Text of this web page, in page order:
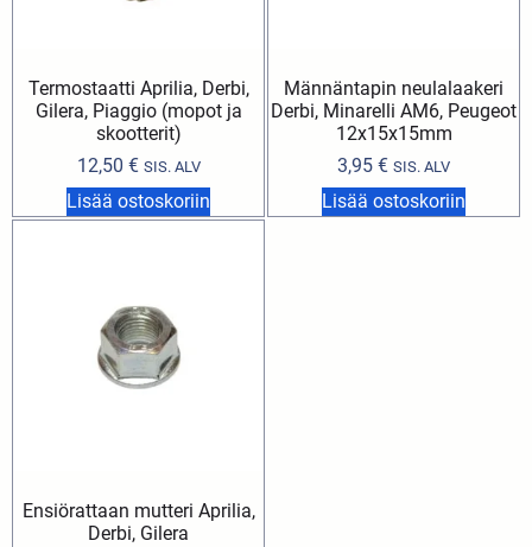
Termostaatti Aprilia, Derbi,
Gilera, Piaggio (mopot ja
skootterit)
12,50 € SIS. ALV
Lisää ostoskoriin
Männäntapin neulalaakeri
Derbi, Minarelli AM6, Peugeot
12x15x15mm
3,95 € SIS. ALV
Lisää ostoskoriin
Ensiörattaan mutteri Aprilia,
Derbi, Gilera